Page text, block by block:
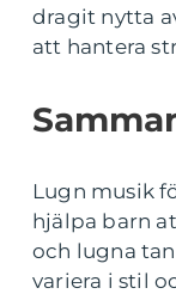
dragit nytta
att hantera
Lugn musik
hjälpa barn
och lugna
variera i stil